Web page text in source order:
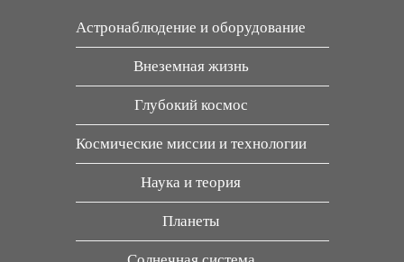
Астронаблюдение и оборудование
Внеземная жизнь
Глубокий космос
Космические миссии и технологии
Наука и теория
Планеты